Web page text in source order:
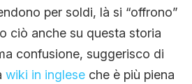
per soldi, là si “offrono”
ciò anche su questa storia
confusione, suggerisco di
wiki in inglese che è più piena